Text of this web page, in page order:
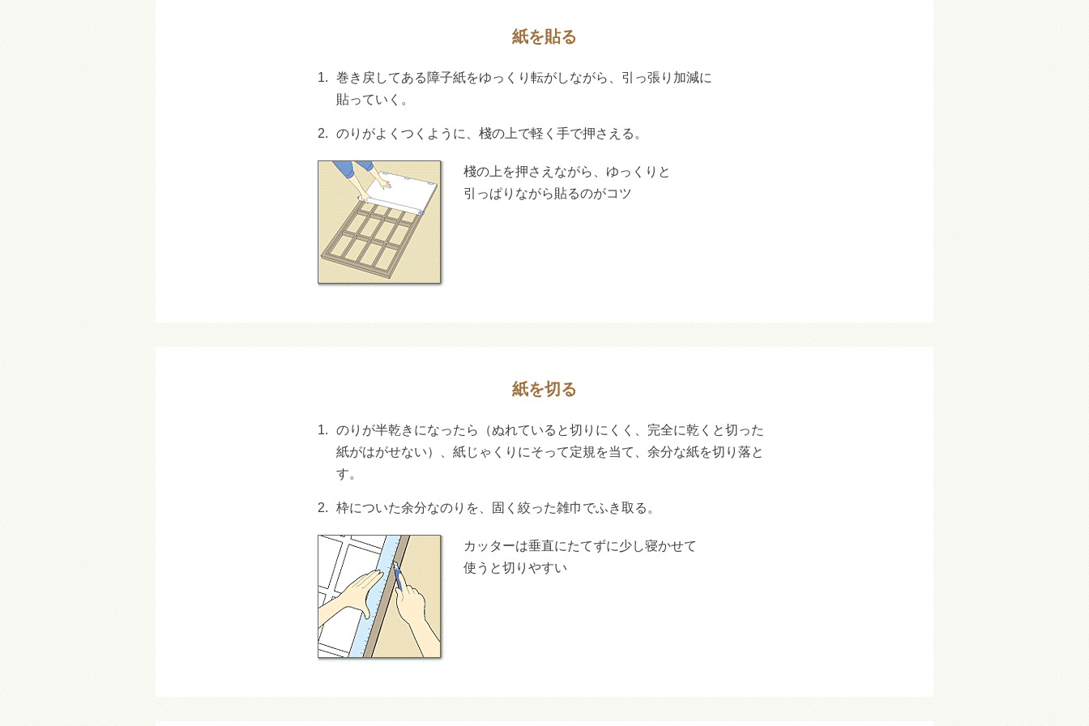
紙を貼る
1.
巻き戻してある障子紙をゆっくり転がしながら、引っ張り加減に
貼っていく。
2. のりがよくつくように、棧の上で軽く手で押さえる。
棧の上を押さえながら、ゆっくりと
引っぱりながら貼るのがコツ
紙を切る
1.
のりが半乾きになったら（ぬれていると切りにくく、完全に乾くと切った
紙がはがせない）、紙じゃくりにそって定規を当て、余分な紙を切り落と
す。
2. 枠についた余分なのりを、固く絞った雑巾でふき取る。
カッターは垂直にたてずに少し寝かせて
使うと切りやすい